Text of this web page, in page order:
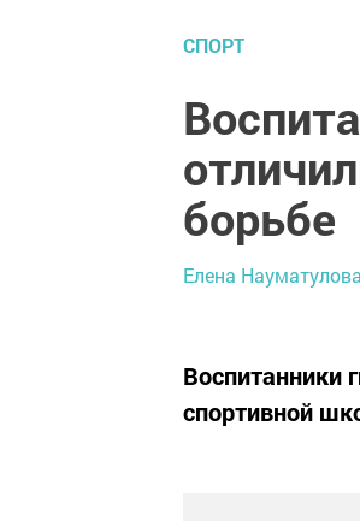
СПОРТ
борьбе
Елена
Воспитанники
спортивной